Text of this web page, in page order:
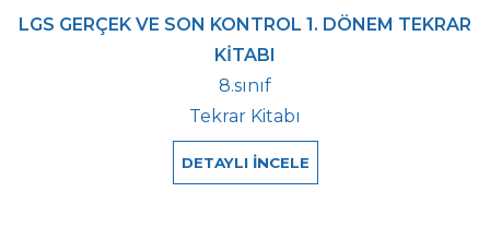
LGS GERÇEK VE SON KONTROL 1. DÖNEM TEKRAR
KİTABI
8.sınıf
Tekrar Kitabı
DETAYLI İNCELE